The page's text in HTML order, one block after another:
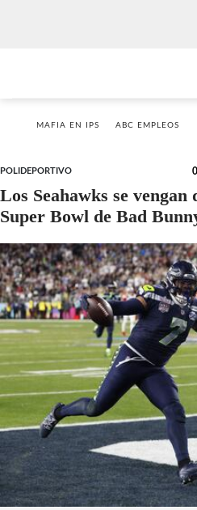
MAFIA EN IPS ABC EMPLEOS
POLIDEPORTIVO
Los Seahawks se
Super Bowl de Bad